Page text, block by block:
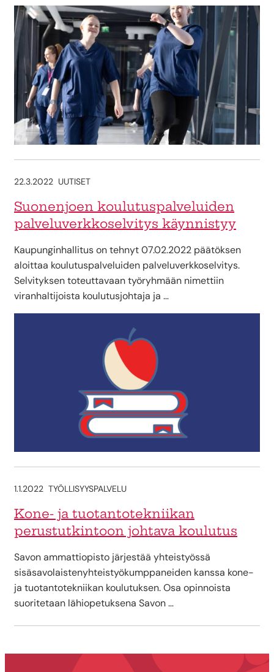
22.3.2022 UUTISET
Suonenjoen koulutuspalveluiden
palveluverkkoselvitys käynnistyy
Kaupunginhallitus on tehnyt 07.02.2022 päätöksen
aloittaa koulutuspalveluiden palveluverkkoselvitys.
Selvityksen toteuttavaan työryhmään nimettiin
viranhaltijoista koulutusjohtaja ja …
1.1.2022 TYÖLLISYYSPALVELU
Kone- ja tuotantotekniikan
perustutkintoon johtava koulutus
Savon ammattiopisto järjestää yhteistyössä
sisäsavolaistenyhteistyökumppaneiden kanssa kone-
ja tuotantotekniikan koulutuksen. Osa opinnoista
suoritetaan lähiopetuksena Savon …